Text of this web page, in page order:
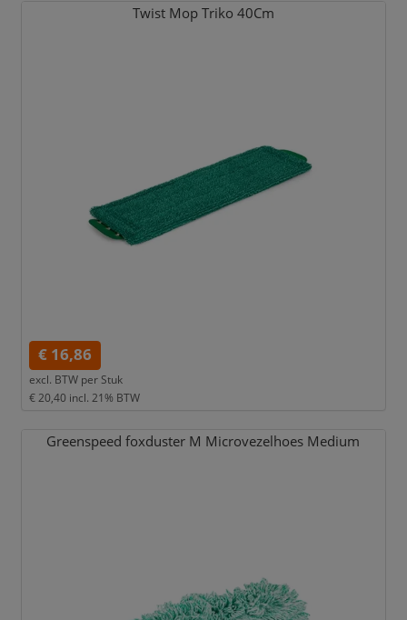
Twist Mop Triko 40Cm
€ 16,86
excl. BTW per Stuk
€ 20,40 incl. 21% BTW
Greenspeed foxduster M Microvezelhoes Medium